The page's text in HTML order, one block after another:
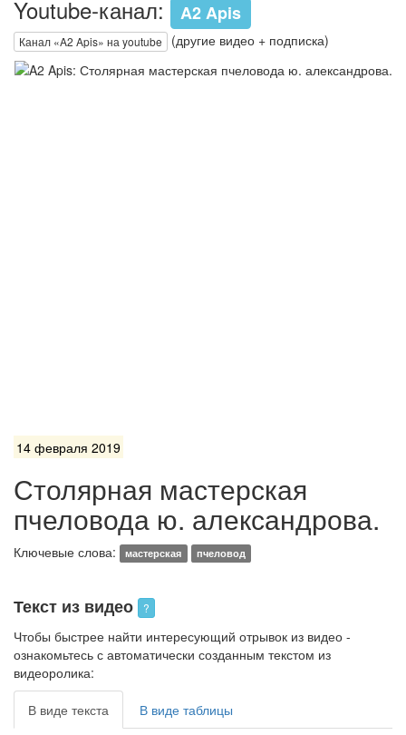
Youtube-канал: A2 Apis
Канал «A2 Apis» на youtube (другие видео + подписка)
14 февраля 2019
Столярная мастерская
пчеловода ю. александрова.
Ключевые слова: мастерская пчеловод
Текст из видео ?
Чтобы быстрее найти интересующий отрывок из видео -
ознакомьтесь с автоматически созданным текстом из
видеоролика:
В виде текста В виде таблицы